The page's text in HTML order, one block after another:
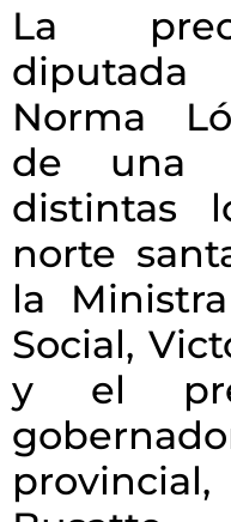
La
Norma
de una
distintas
norte
la
Social,
y el